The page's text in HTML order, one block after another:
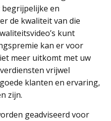
en
de kwaliteit van die
kunt
kan er voor
meer uitkomt met uw
vrijwel
klanten en ervaring,
zijn.
geadviseerd voor